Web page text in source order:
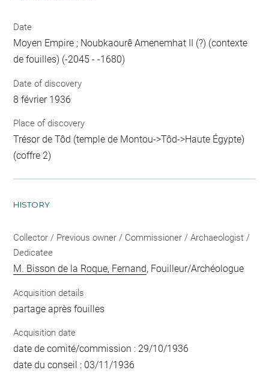
Date
Moyen Empire ; Noubkaourê Amenemhat II (?) (contexte
de fouilles) (-2045 - -1680)
Date of discovery
8 février 1936
Place of discovery
Trésor de Tôd (temple de Montou->Tôd->Haute Égypte)
(coffre 2)
HISTORY
Collector / Previous owner / Commissioner / Archaeologist /
Dedicatee
M. Bisson de la Roque, Fernand, Fouilleur/Archéologue
Acquisition details
partage après fouilles
Acquisition date
date de comité/commission : 29/10/1936
date du conseil : 03/11/1936